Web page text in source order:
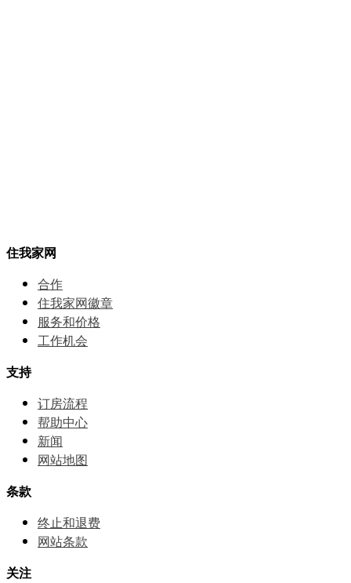
住我家网
合作
住我家网徽章
服务和价格
⼯作机会
支持
订房流程
帮助中⼼
新闻
网站地图
条款
终止和退费
网站条款
关注